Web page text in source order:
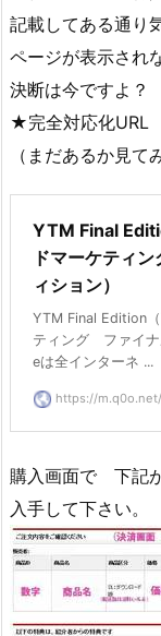
記載してある通り
ページが表示され
決断は今ですよ？
★完全対応化URL
（まだあるか見て
YTM Final
ドマーケティ
ィション）
YTM Final Edition
ティング ファイナ
eは全インターネ ...
https://
購入画面で 下記
入手して下さい。